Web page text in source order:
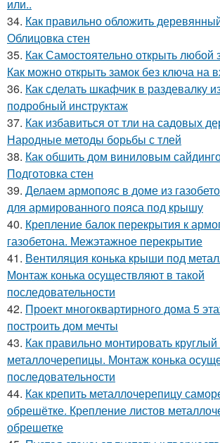
или..
34. Как правильно обложить
Облицовка стен
35. Как Самостоятельно открыть любой
Как можно открыть замок без ключа на
36. Как сделать шкафчик в раздевалку
подробный инструктаж
37. Как избавиться от тли на садовых
Народные методы борьбы с тлей
38. Как обшить дом виниловым
Подготовка стен
39. Делаем армопояс в доме из
для армированного пояса под крышу
40. Крепление балок перекрытия к
газобетона. Межэтажное перекрытие
41. Вентиляция конька крыши под
Монтаж конька осуществляют в такой
последовательности
42. Проект многоквартирного дома 5
построить дом мечты
43. Как правильно монтировать круглый
металлочерепицы. Монтаж конька
последовательности
44. Как крепить металлочерепицу
обрешётке. Крепление листов
обрешетке